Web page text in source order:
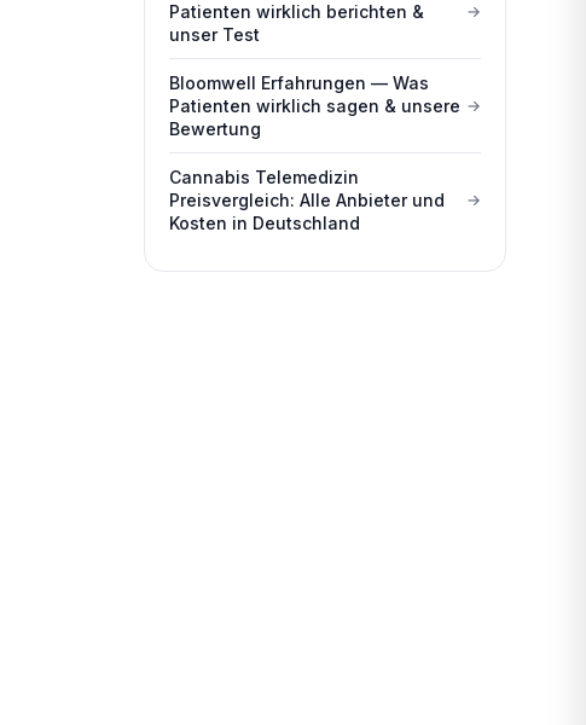
Patienten wirklich berichten &
unser Test
Bloomwell Erfahrungen — Was
Patienten wirklich sagen & unsere
Bewertung
Cannabis Telemedizin
Preisvergleich: Alle Anbieter und
Kosten in Deutschland